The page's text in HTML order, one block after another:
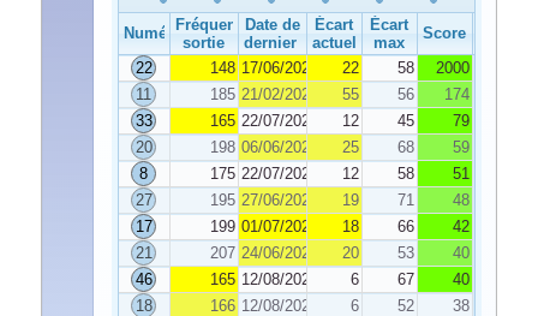
NuméroFréquence de
sortie
Date de
dernier tirage
Écart
actuel
Écart
max
Score
22
148 17/06/2025 22 58
2000
11
185 21/02/2025 55 56
174
33
165 22/07/2025 12 45
79
20
198 06/06/2025 25 68
59
8
175 22/07/2025 12 58
51
27
195 27/06/2025 19 71
48
17
199 01/07/2025 18 66
42
21
207 24/06/2025 20 53
40
46
165 12/08/2025 6 67
40
18
166 12/08/2025 6 52
38